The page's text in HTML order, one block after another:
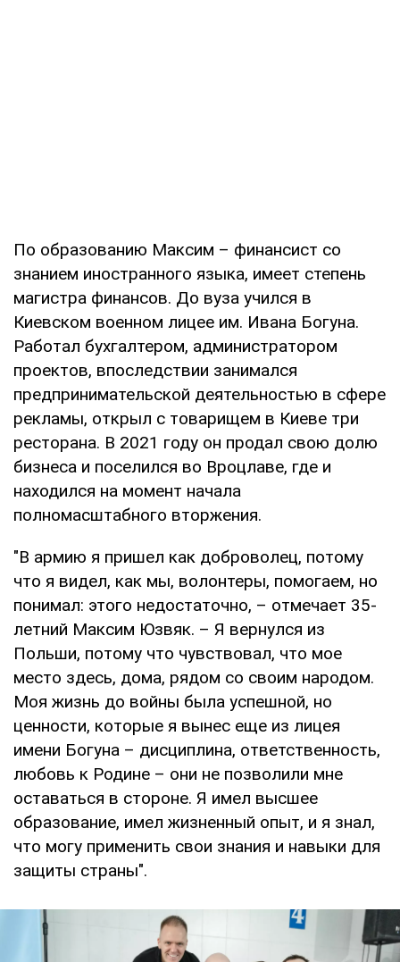
По образованию Максим – финансист со
знанием иностранного языка, имеет степень
магистра финансов. До вуза учился в
Киевском военном лицее им. Ивана Богуна.
Работал бухгалтером, администратором
проектов, впоследствии занимался
предпринимательской деятельностью в сфере
рекламы, открыл с товарищем в Киеве три
ресторана. В 2021 году он продал свою долю
бизнеса и поселился во Вроцлаве, где и
находился на момент начала
полномасштабного вторжения.
"В армию я пришел как доброволец, потому
что я видел, как мы, волонтеры, помогаем, но
понимал: этого недостаточно, – отмечает 35-
летний Максим Юзвяк. – Я вернулся из
Польши, потому что чувствовал, что мое
место здесь, дома, рядом со своим народом.
Моя жизнь до войны была успешной, но
ценности, которые я вынес еще из лицея
имени Богуна – дисциплина, ответственность,
любовь к Родине – они не позволили мне
оставаться в стороне. Я имел высшее
образование, имел жизненный опыт, и я знал,
что могу применить свои знания и навыки для
защиты страны".